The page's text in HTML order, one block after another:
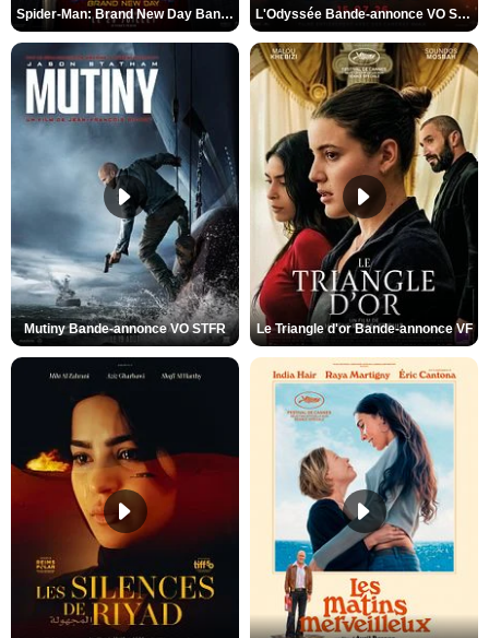
Spider-Man: Brand New Day Bande-annonce VO STFR L'Odyssée Bande-annonce VO STFR
Mutiny Bande-annonce VO STFR Le Triangle d'or Bande-annonce VF